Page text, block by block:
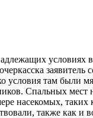
условиях в
заявитель
условия там были
Спальных мест
насекомых,
также как и